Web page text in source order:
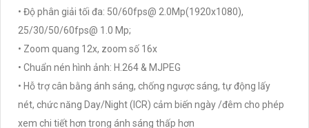
• Độ phân giải tối đa: 50/60fps@ 2.0Mp(1920x1080),
25/30/50/60fps@ 1.0 Mp;
• Zoom quang 12x, zoom số 16x
• Chuẩn nén hình ảnh: H.264 & MJPEG
• Hỗ trợ cân bằng ánh sáng, chống ngược sáng, tự động lấy
nét, chức năng Day/Night (ICR) cảm biến ngày /đêm cho phép
xem chi tiết hơn trong ánh sáng thấp hơn